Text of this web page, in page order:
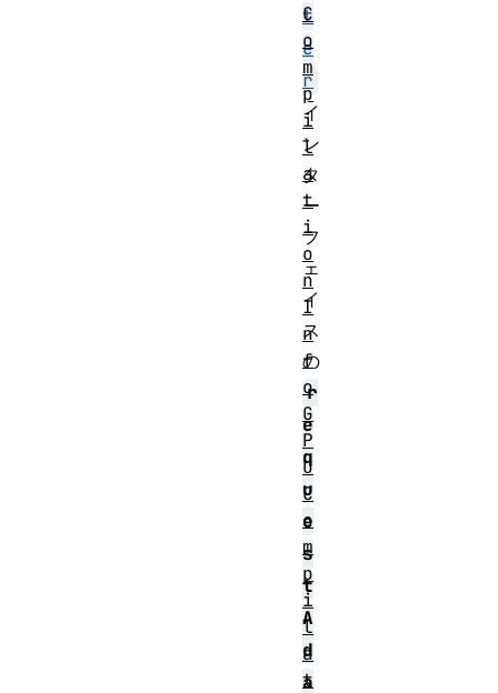
t
e
r
イ
ン
タ
ー
フ
ェ
イ
ス
の
r
e
q
u
e
s
t
A
d
a
C
o
m
p
i
l
a
t
i
o
n
I
n
f
o
G
P
U
C
o
m
p
i
l
a
t